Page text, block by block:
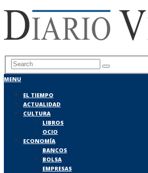
MENU
EL TIEMPO
ACTUALIDAD
CULTURA
LIBROS
OCIO
ECONOMÍA
BANCOS
BOLSA
EMPRESAS